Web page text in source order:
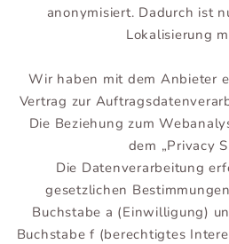
anonymisiert. Dadurch ist
Lokalisierung
Wir haben mit dem Anbieter
Vertrag zur
Die Beziehung zum
dem „Privacy
Die Datenverarbeitung
gesetzlichen
Buchstabe a (Einwilligung)
Buchstabe f (berechtigtes